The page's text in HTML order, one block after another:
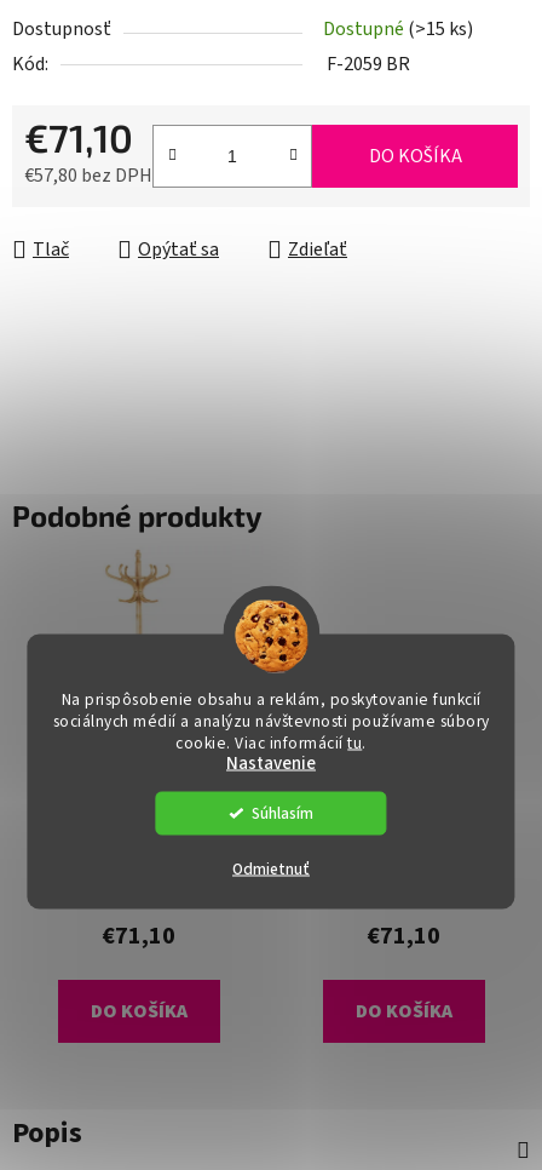
Na prispôsobenie obsahu a reklám, poskytovanie funkcií
sociálnych médií a analýzu návštevnosti používame súbory
cookie. Viac informáciítu.
Nastavenie
Odmietnuť
Súhlasím
Dostupnosť Dostupné (>15 ks)
Kód:
F-2059 BR
€71,10
€57,80 bez DPH
DO KOŠÍKA
Tlač Opýtať sa Zdieľať
Podobné produkty
€71,10
DO KOŠÍKA
€71,10
DO KOŠÍKA
Popis